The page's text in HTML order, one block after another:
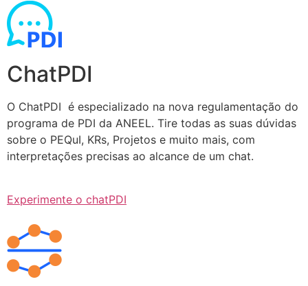
ChatPDI
O ChatPDI é especializado na nova regulamentação do
programa de PDI da ANEEL. Tire todas as suas dúvidas
sobre o PEQuI, KRs, Projetos e muito mais, com
interpretações precisas ao alcance de um chat.
Experimente o chatPDI